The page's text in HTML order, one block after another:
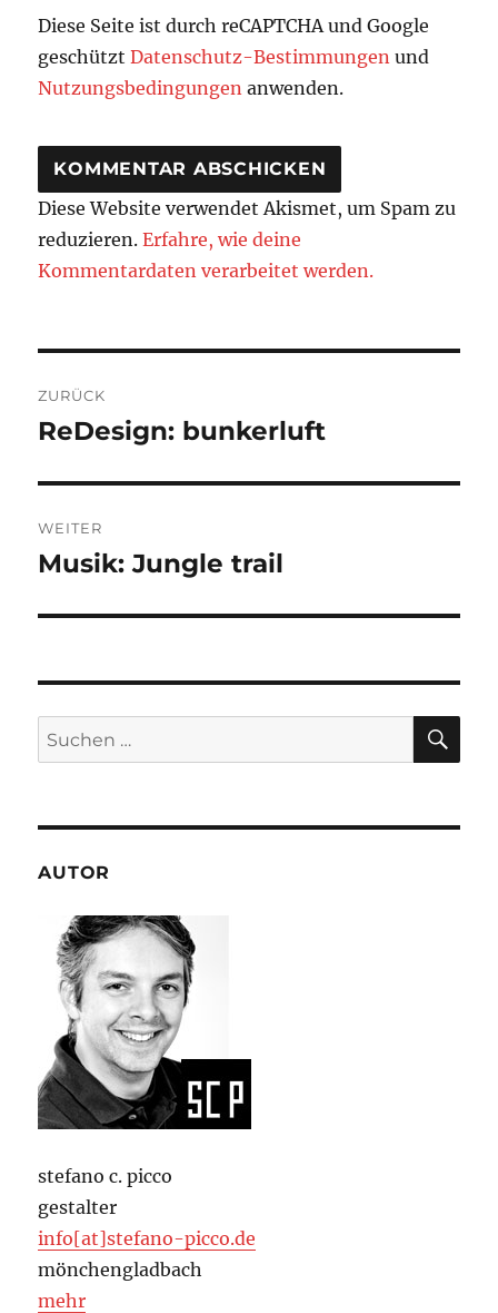
Diese Seite ist durch reCAPTCHA und Google
geschütztDatenschutz-Bestimmungen und
Nutzungsbedingungen anwenden.
Diese Website verwendet Akismet, um Spam zu
reduzieren.Erfahre, wie deine
Kommentardaten verarbeitet werden.
ZURÜCK
Vorheriger
ReDesign: bunkerluft
WEITER
Nächster
Musik: Jungle trail
Suchen
nach:
AUTOR
stefano c. picco
gestalter
info[at]stefano-picco.de
mönchengladbach
mehr